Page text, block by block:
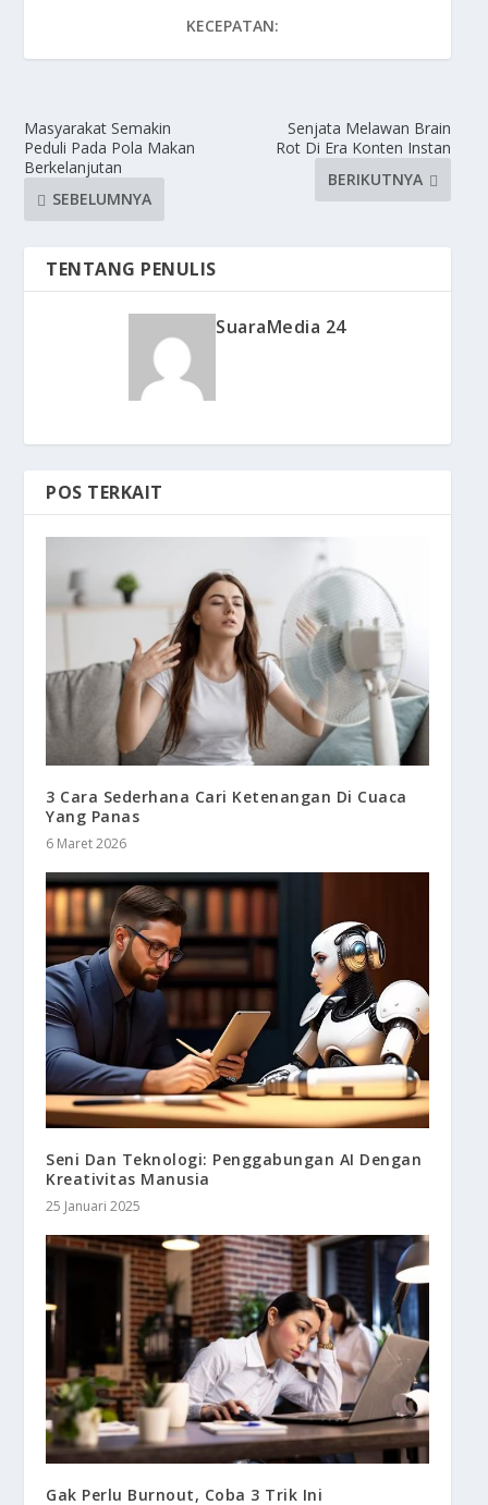
KECEPATAN:
Masyarakat Semakin
Peduli Pada Pola Makan
Berkelanjutan
SEBELUMNYA
Senjata Melawan Brain
Rot Di Era Konten Instan
BERIKUTNYA
TENTANG PENULIS
SuaraMedia 24
POS TERKAIT
3 Cara Sederhana Cari Ketenangan Di Cuaca
Yang Panas
6 Maret 2026
Seni Dan Teknologi: Penggabungan AI Dengan
Kreativitas Manusia
25 Januari 2025
Gak Perlu Burnout, Coba 3 Trik Ini